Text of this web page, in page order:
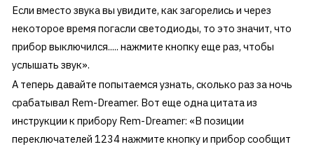
Если вместо звука вы увидите, как загорелись и через
некоторое время погасли светодиоды, то это значит, что
прибор выключился..... нажмите кнопку еще раз, чтобы
услышать звук».
А теперь давайте попытаемся узнать, сколько раз за ночь
срабатывал Rem-Dreamer. Вот еще одна цитата из
инструкции к прибору Rem-Dreamer: «В позиции
переключателей 1234 нажмите кнопку и прибор сообщит